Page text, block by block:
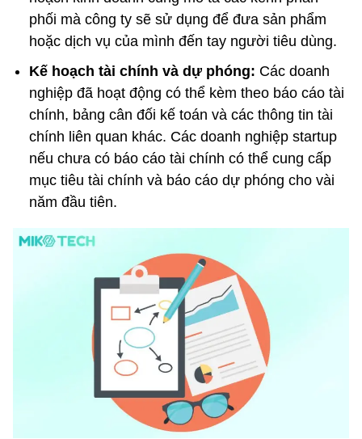
phối mà công ty sẽ sử dụng để đưa sản phẩm
hoặc dịch vụ của mình đến tay người tiêu dùng.
Kế hoạch tài chính và dự phóng: Các doanh
nghiệp đã hoạt động có thể kèm theo báo cáo tài
chính, bảng cân đối kế toán và các thông tin tài
chính liên quan khác. Các doanh nghiệp startup
nếu chưa có báo cáo tài chính có thể cung cấp
mục tiêu tài chính và báo cáo dự phóng cho vài
năm đầu tiên.